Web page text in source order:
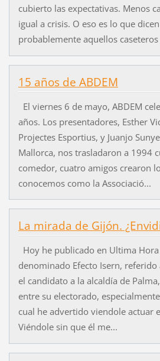
cubierto las expectativas. Menos
igual a crisis. O eso es lo que
probablemente aquellos caseteros
15 años de ABDEM
El viernes 6 de mayo, ABDEM
años. Los presentadores, Esther
Projectes Esportius, y Juanjo
Mallorca, nos trasladaron a 1994
comedor, cuatro amigos crearon
conocemos como la Associació...
La mirada de Gijón.
Hoy he publicado en Ultima
denominado Efecto Isern,
el candidato a la alcaldía de
entre su electorado,
cual he advertido viendole actuar
Viéndole sin que él me...